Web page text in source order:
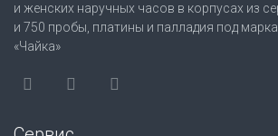
и женских наручных часов в корпусах из
и 750 пробы, платины и палладия под
«Чайка»